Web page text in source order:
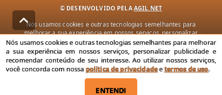
© DESENVOLVIDO PELAAGIL.NET
Nós usamos cookies e outras tecnologias semelhantes para
melhorar a sua experiência em nossos serviços, personalizar
publicidade e recomendar conteúdo de seu interesse. Ao utilizar
nossos serviços, você concorda com nossa política de privacidade e
termos de uso.
Política de Privacidade Termos de uso
Nós usamos cookies e outras tecnologias semelhantes para melhorar
a sua experiência em nossos serviços, personalizar publicidade e
recomendar conteúdo de seu interesse. Ao utilizar nossos serviços,
você concorda com nossa política de privacidadeetermos de uso.
ENTENDI